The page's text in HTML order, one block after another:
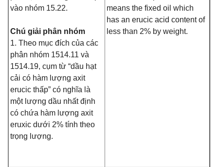
vào nhóm 15.22.
Chú giải phân nhóm
1. Theo mục đích của các
phân nhóm 1514.11 và
1514.19, cụm từ “dầu hạt
cải có hàm lượng axit
erucic thấp” có nghĩa là
một lượng dầu nhất định
có chứa hàm lượng axit
eruxic dưới 2% tính theo
trọng lượng.
means the fixed oil which
has an erucic acid content of
less than 2% by weight.